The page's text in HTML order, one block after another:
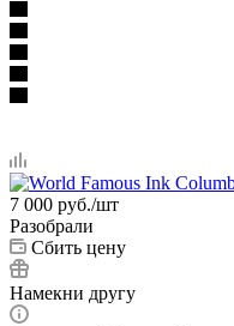
7 000 руб./шт
Разобрали
Сбить цену
Намекни другу